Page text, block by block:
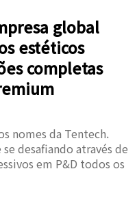
global
estéticos
completas
nomes da Tentech.
desafiando através de
em P&D todos os